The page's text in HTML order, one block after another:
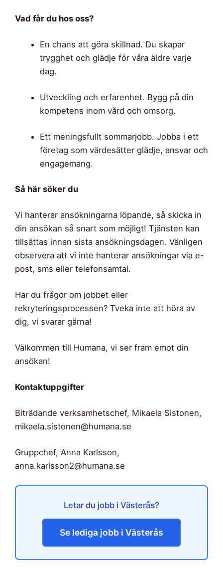
Vad får du hos oss?
En chans att göra skillnad. Du skapar
trygghet och glädje för våra äldre varje
dag.
Utveckling och erfarenhet. Bygg på din
kompetens inom vård och omsorg.
Ett meningsfullt sommarjobb. Jobba i ett
företag som värdesätter glädje, ansvar och
engagemang.
Så här söker du
Vi hanterar ansökningarna löpande, så skicka in
din ansökan så snart som möjligt! Tjänsten kan
tillsättas innan sista ansökningsdagen. Vänligen
observera att vi inte hanterar ansökningar via e-
post, sms eller telefonsamtal.
Har du frågor om jobbet eller
rekryteringsprocessen? Tveka inte att höra av
dig, vi svarar gärna!
Välkommen till Humana, vi ser fram emot din
ansökan!
Kontaktuppgifter
Biträdande verksamhetschef, Mikaela Sistonen,
mikaela.sistonen@humana.se
Gruppchef, Anna Karlsson,
anna.karlsson2@humana.se
Letar du jobb i Västerås?
Se lediga jobb i Västerås